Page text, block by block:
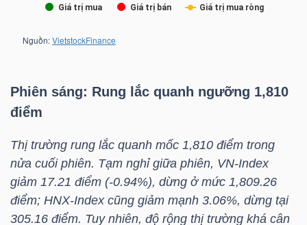
Phiên sáng: Rung lắc quanh ngưỡng 1,810
điểm
Thị trường rung lắc quanh mốc 1,810 điểm trong
nửa cuối phiên. Tạm nghỉ giữa phiên, VN-Index
giảm 17.21 điểm (-0.94%), dừng ở mức 1,809.26
điểm; HNX-Indexcũng giảm mạnh 3.06%, dừng tại
305.16 điểm. Tuy nhiên, độ rộng thị trường khá cân